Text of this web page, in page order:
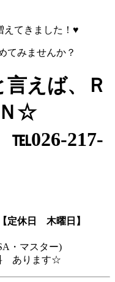
えてきました！♥
てみませんか？
えば、Ｒ
Ｎ☆
℡026-217-
定休日 木曜日】
・マスター)
あります☆